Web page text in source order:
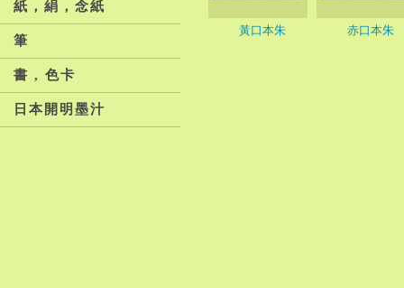
紙，絹，念紙
筆
書 , 色卡
日本開明墨汁
黃口本朱 赤口本朱